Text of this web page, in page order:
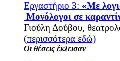
Εργαστήριο 3: «Με
Μονόλογοι σε
Γιούλη Δούβου,
(περισσότερα εδώ)
Οι θέσεις έκλεισαν